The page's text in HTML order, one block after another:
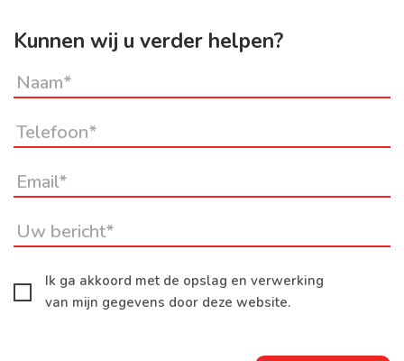
Kunnen wij u verder helpen?
Ik ga akkoord met de opslag en verwerking
van mijn gegevens door deze website.